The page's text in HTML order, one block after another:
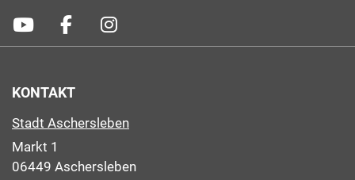
KONTAKT
Stadt Aschersleben
Markt 1
06449 Aschersleben